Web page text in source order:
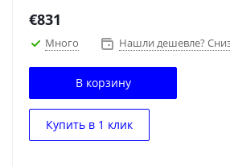
€831
Много Нашли дешевле?
В корзину
Купить в 1 клик